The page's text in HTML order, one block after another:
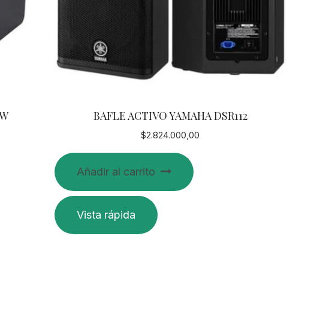
BAFLE ACTIVO YAMAHA DSR112
$2.824.000,00
Añadir al carrito
Vista rápida